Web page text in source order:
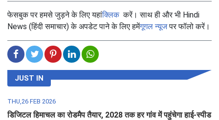
फेसबुक पर हमसे जुड़ने के लिए यहांक्लिककरें। साथ ही और भी Hindi
News (हिंदी समाचार) के अपडेट पाने के लिए हमेंगूगल न्यूजपर फॉलो करें।
JUST IN
THU,26 FEB 2026
डिजिटल हिमाचल का रोडमैप तैयार, 2028 तक हर गांव में पहुंचेगा हाई-स्पीड